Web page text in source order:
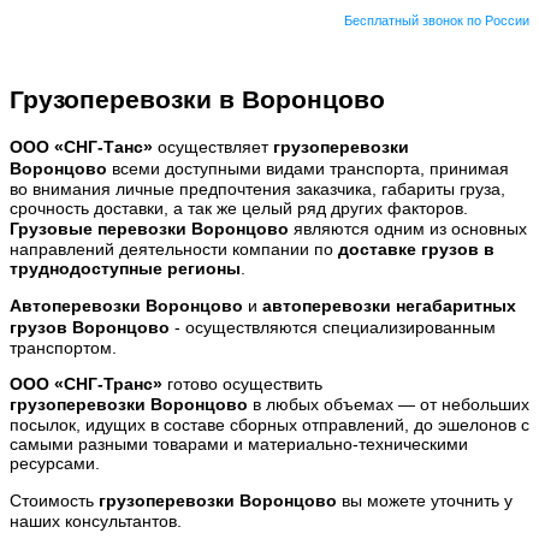
Бесплатный звонок по России
Грузоперевозки в Воронцово
ООО «СНГ-Танс» осуществляет грузоперевозки
Воронцово всеми доступными видами транспорта, принимая
во внимания личные предпочтения заказчика, габариты груза,
срочность доставки, а так же целый ряд других факторов.
Грузовые перевозки Воронцово являются одним из основных
направлений деятельности компании по доставке грузов в
труднодоступные регионы
Автоперевозки Воронцово и автоперевозки негабаритных
грузов Воронцово - осуществляются специализированным
транспортом.
ООО «СНГ-Транс» готово осуществить
грузоперевозки Воронцово в любых объемах — от небольших
посылок, идущих в составе сборных отправлений, до эшелонов с
самыми разными товарами и материально-техническими
ресурсами.
Стоимость грузоперевозки Воронцово вы можете уточнить у
наших консультантов.